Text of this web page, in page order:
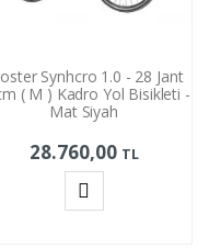
Synhcro 1.0 - 28 Jant
( M ) Kadro Yol Bisikleti -
Mat Siyah
28.760,00 TL